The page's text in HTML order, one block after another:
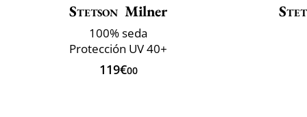
Stetson Milner
100% seda
Protección UV 40+
119€00